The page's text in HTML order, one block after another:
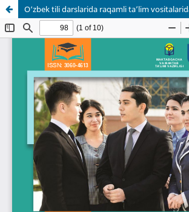
O‘zbek tili darslarida raqamli ta’lim